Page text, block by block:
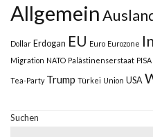
Allgemein
Dollar Erdogan EU Euro Eurozone
Migration NATO Palästinenserstaat PISA
Tea-Party Trump Türkei Union USA
Suchen